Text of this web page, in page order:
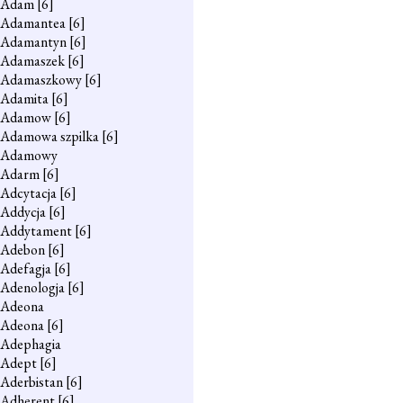
Adam [6]
Adamantea[6]
Adamantyn[6]
Adamaszek[6]
Adamaszkowy[6]
Adamita[6]
Adamow[6]
Adamowa szpilka[6]
Adamowy
Adarm[6]
Adcytacja[6]
Addycja[6]
Addytament[6]
Adebon[6]
Adefagja[6]
Adenologja[6]
Adeona
Adeona[6]
Adephagia
Adept[6]
Aderbistan[6]